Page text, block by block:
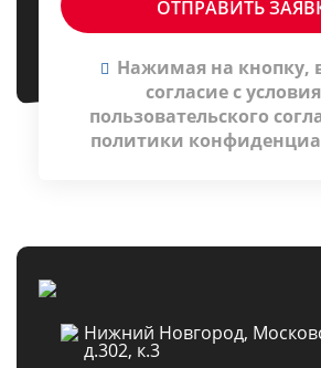
Нажимая на кнопку,
согласие c
пользовательского
политики
Нижний Новгород,
д.302, к.3